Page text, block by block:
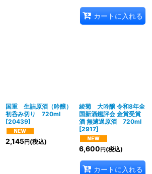
カートに入れる
国重 生詰原酒（吟醸）
初呑み切り 720ml
[20439]
2,145円 (税込)
綾菊 大吟醸 令和8年全
国新酒鑑評会 金賞受賞
酒 無濾過原酒 720ml
[2917]
6,600 円(税込)
カートに入れる